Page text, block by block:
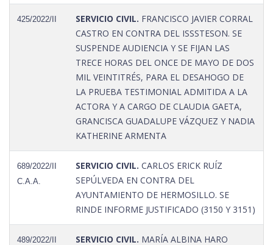
425/2022/II SERVICIO CIVIL. FRANCISCO JAVIER CORRAL
CASTRO EN CONTRA DEL ISSSTESON. SE
SUSPENDE AUDIENCIA Y SE FIJAN LAS
TRECE HORAS DEL ONCE DE MAYO DE DOS
MIL VEINTITRÉS, PARA EL DESAHOGO DE
LA PRUEBA TESTIMONIAL ADMITIDA A LA
ACTORA Y A CARGO DE CLAUDIA GAETA,
GRANCISCA GUADALUPE VÁZQUEZ Y NADIA
KATHERINE ARMENTA
689/2022/II
C.A.A.
SERVICIO CIVIL. CARLOS ERICK RUÍZ
SEPÚLVEDA EN CONTRA DEL
AYUNTAMIENTO DE HERMOSILLO. SE
RINDE INFORME JUSTIFICADO (3150 Y 3151)
489/2022/II SERVICIO CIVIL. MARÍA ALBINA HARO